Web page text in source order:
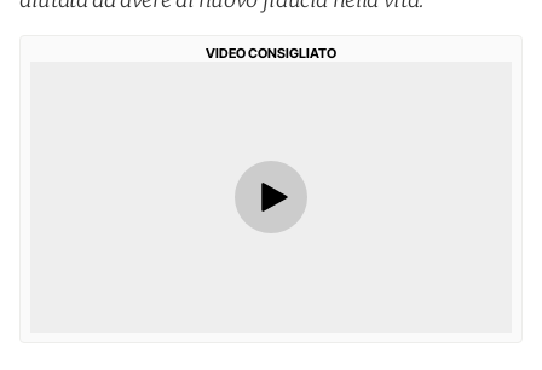
VIDEO CONSIGLIATO